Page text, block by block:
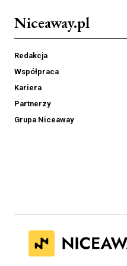
Niceaway.pl
Redakcja
Współpraca
Kariera
Partnerzy
Grupa Niceaway